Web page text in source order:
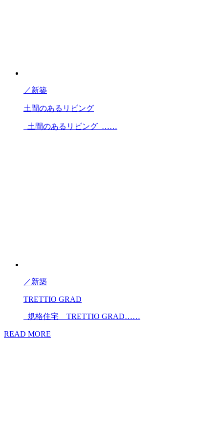
／新築
土間のあるリビング
土間のあるリビング ……
／新築
TRETTIO GRAD
規格住宅 TRETTIO GRAD……
READ MORE